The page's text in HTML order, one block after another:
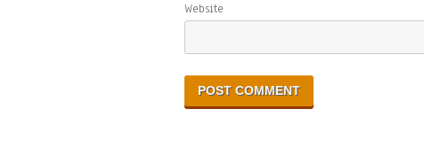
Website